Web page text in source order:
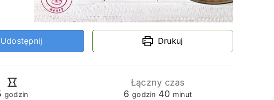
Udostępnij Drukuj
godziny
godzin
Łączny czas
6 godziny
godzin 40minuty
minut